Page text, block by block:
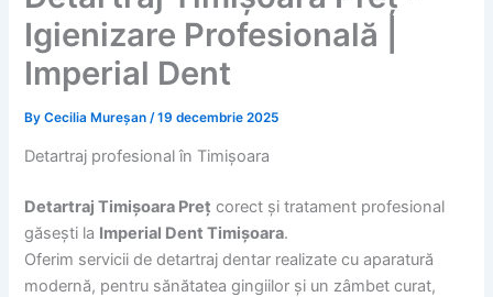
Igienizare Profesională |
Imperial Dent
ByCecilia Mureșan /19 decembrie 2025
Detartraj profesional în Timișoara
Detartraj Timișoara Preț corect și tratament profesional
găsești la Imperial Dent Timișoara.
Oferim servicii de detartraj dentar realizate cu aparatură
modernă, pentru sănătatea gingiilor și un zâmbet curat,